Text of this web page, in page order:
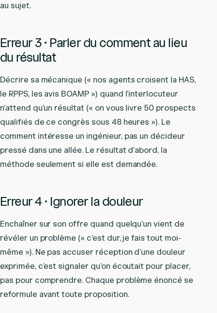
au sujet.
Erreur 3 · Parler du comment au lieu
du résultat
Décrire sa mécanique (« nos agents croisent la HAS,
le RPPS, les avis BOAMP ») quand l’interlocuteur
n’attend qu’un résultat (« on vous livre 50 prospects
qualifiés de ce congrès sous 48 heures »). Le
comment intéresse un ingénieur, pas un décideur
pressé dans une allée. Le résultat d’abord, la
méthode seulement si elle est demandée.
Erreur 4 · Ignorer la douleur
Enchaîner sur son offre quand quelqu’un vient de
révéler un problème (« c’est dur, je fais tout moi-
même »). Ne pas accuser réception d’une douleur
exprimée, c’est signaler qu’on écoutait pour placer,
pas pour comprendre. Chaque problème énoncé se
reformule avant toute proposition.